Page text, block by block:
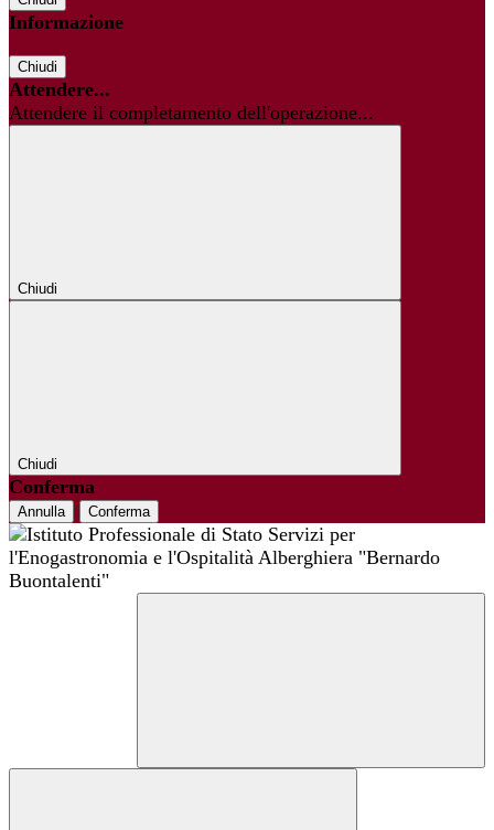
Informazione
Chiudi
Attendere...
Attendere il completamento dell'operazione...
Chiudi
Chiudi
Conferma
Annulla Conferma